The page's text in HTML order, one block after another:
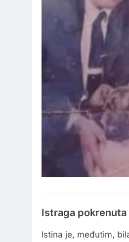
Istraga pokrenuta
Istina je, međutim,